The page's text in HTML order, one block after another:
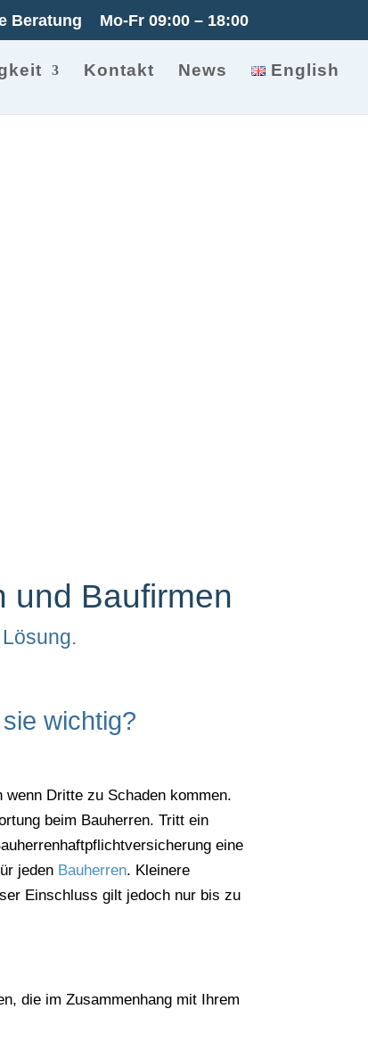
Beratung Mo-Fr 09:00 – 18:00
Kontakt News English
und Baufirmen
wichtig?
Dritte zu Schaden kommen.
beim Bauherren. Tritt ein
eine
jeden Bauherren. Kleinere
Einschluss gilt jedoch nur bis zu
die im Zusammenhang mit Ihrem